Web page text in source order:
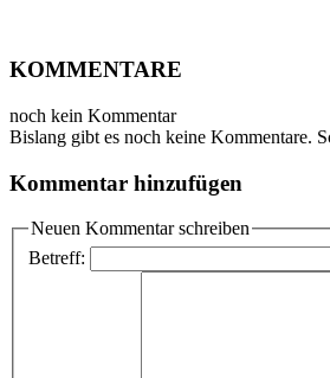
KOMMENTARE
noch kein Kommentar
Bislang gibt es noch keine Kommentare.
Kommentar hinzufügen
Neuen Kommentar schreiben
Betreff: